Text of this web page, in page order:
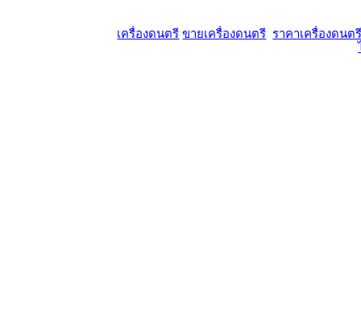
เครื่องดนตรี ขายเครื่องดนตรี ราคาเครื่องดนต